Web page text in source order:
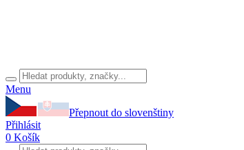
Menu
Přepnout do slovenštiny
Přihlásit
0 Košík